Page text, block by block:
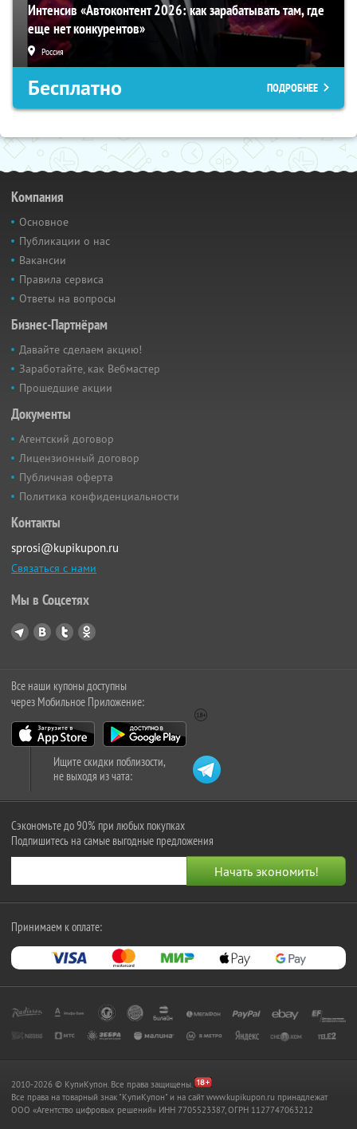
Интенсив «Автоконтент 2026: как зарабатывать там, где
еще нет конкурентов»
Россия
Бесплатно ПОДРОБНЕЕ
Компания
Основное
Публикации о нас
Вакансии
Правила сервиса
Ответы на вопросы
Бизнес-Партнёрам
Давайте сделаем акцию!
Заработайте, как Вебмастер
Прошедшие акции
Документы
Агентский договор
Лицензионный договор
Публичная оферта
Политика конфиденциальности
Контакты
sprosi@kupikupon.ru
Связаться с нами
Мы в Соцсетях
Все наши купоны доступны
через Мобильное Приложение:
Ищите скидки поблизости,
не выходя из чата:
Сэкономьте до 90% при любых покупках
Подпишитесь на самые выгодные предложения
Принимаем к оплате:
2010-2026 © КупиКупон. Все права защищены.
Все права на товарный знак "КупиКупон" и на сайт www.kupikupon.ru принадлежат
OOO «Агентство цифровых решений» ИНН 7705523387, ОГРН 1127747063212